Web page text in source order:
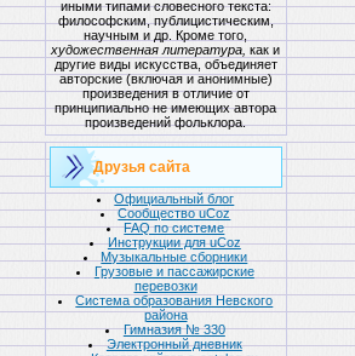
иными типами словесного текста:
философским, публицистическим,
научным и др. Кроме того,
художественная литература, как и
другие виды искусства, объединяет
авторские (включая и анонимные)
произведения в отличие от
принципиально не имеющих автора
произведений фольклора.
Друзья сайта
Официальный блог
Сообщество uCoz
FAQ по системе
Инструкции для uCoz
Музыкальные сборники
Грузовые и пассажирские
перевозки
Система образования Невского
района
Гимназия № 330
Электронный дневник